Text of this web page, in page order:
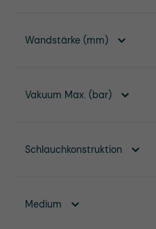
Wandstärke (mm)
Vakuum Max. (bar)
Schlauchkonstruktion
Medium